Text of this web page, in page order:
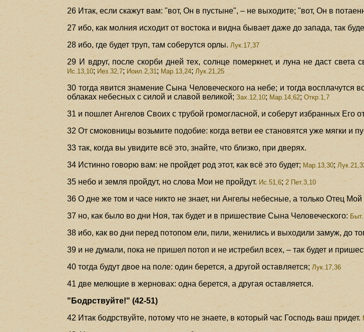
26 Итак, если скажут вам: "вот, Он в пустыне", – не выходите; "вот, Он в
27 ибо, как молния исходит от востока и видна бывает даже до запада, так
28 ибо, где будет труп, там соберутся орлы. Лук.17,37
29 И вдруг, после скорби дней тех, солнце померкнет, и луна не даст
Ис.13,10;Иез.32,7;Иоил.2,31; Мар.13,24; Лук.21,25
30 тогда явится знамение Сына Человеческого на небе; и тогда
облаках небесных с силой и славой великой; Зах.12,10; Мар.14,62;Откр.1,7
31 и пошлет Ангелов Своих с трубой громогласной, и соберут избранных Его
32 От смоковницы возьмите подобие: когда ветви ее становятся уже мягки и
33 так, когда вы увидите всё это, знайте, что близко, при дверях.
34 Истинно говорю вам: не пройдет род этот, как всё это будет;Мар.13,30;
35 небо и земля пройдут, но слова Мои не пройдут. Ис.51,6;2 Пет.3,10
36 О дне же том и часе никто не знает, ни Ангелы небесные, а только Отец Мой
37 но, как было во дни Ноя, так будет и в пришествие Сына Человеческого:
38 ибо, как во дни перед потопом ели, пили, женились и выходили замуж, до
39 и не думали, пока не пришел потоп и не истребил всех, – так будет и
40 тогда будут двое на поле: один берется, а другой оставляется;Лук.17,36
41 две мелющие в жерновах: одна берется, а другая оставляется.
"Бодрствуйте!" (42-51)
42 Итак бодрствуйте, потому что не знаете, в который час Господь ваш придет.